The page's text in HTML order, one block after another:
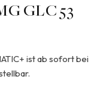
GLC 53
ist ab sofort bei